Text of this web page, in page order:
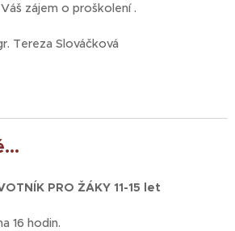
zájem o proškolení .
Tereza Slováčková
PRO ŽÁKY 11-15 let
16 hodin.